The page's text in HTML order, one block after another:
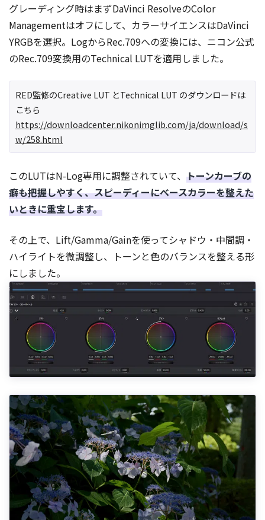
グレーディング時はまずDaVinci ResolveのColor
Managementはオフにして、カラーサイエンスはDaVinci
YRGBを選択。LogからRec.709への変換には、ニコン公式
のRec.709変換用のTechnical LUTを適用しました。
RED監修のCreative LUT とTechnical LUT のダウンロードは
こちら
https://downloadcenter.nikonimglib.com/ja/download/s
w/258.html
このLUTはN-Log専用に調整されていて、 トーンカーブの
癖も把握しやすく、スピーディーにベースカラーを整えた
いときに重宝します。
その上で、Lift/Gamma/Gainを使ってシャドウ・中間調・
ハイライトを微調整し、トーンと色のバランスを整える形
にしました。